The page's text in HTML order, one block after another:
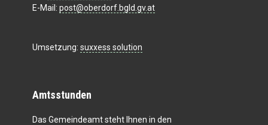
E-Mail: post@oberdorf.bgld.gv.at
Umsetzung: suxxess solution
Amtsstunden
Das Gemeindeamt steht Ihnen in den